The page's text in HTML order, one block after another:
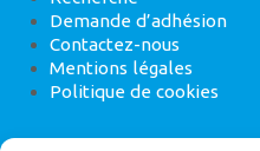
Demande d’adhésion
Contactez-nous
Mentions légales
Politique de cookies